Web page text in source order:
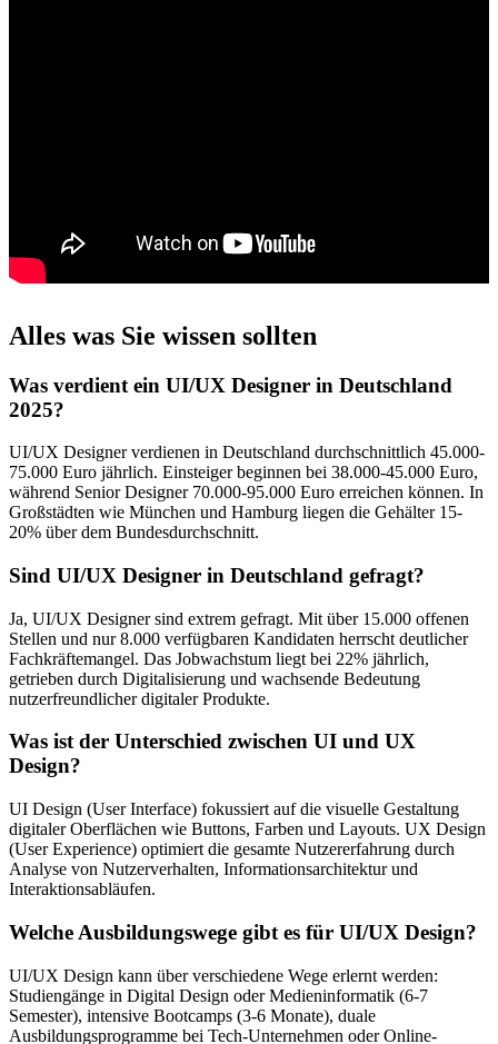
Alles was Sie wissen sollten
Was verdient ein UI/UX Designer in Deutschland
2025?
UI/UX Designer verdienen in Deutschland durchschnittlich 45.000-
75.000 Euro jährlich. Einsteiger beginnen bei 38.000-45.000 Euro,
während Senior Designer 70.000-95.000 Euro erreichen können. In
Großstädten wie München und Hamburg liegen die Gehälter 15-
20% über dem Bundesdurchschnitt.
Sind UI/UX Designer in Deutschland gefragt?
Ja, UI/UX Designer sind extrem gefragt. Mit über 15.000 offenen
Stellen und nur 8.000 verfügbaren Kandidaten herrscht deutlicher
Fachkräftemangel. Das Jobwachstum liegt bei 22% jährlich,
getrieben durch Digitalisierung und wachsende Bedeutung
nutzerfreundlicher digitaler Produkte.
Was ist der Unterschied zwischen UI und UX
Design?
UI Design (User Interface) fokussiert auf die visuelle Gestaltung
digitaler Oberflächen wie Buttons, Farben und Layouts. UX Design
(User Experience) optimiert die gesamte Nutzererfahrung durch
Analyse von Nutzerverhalten, Informationsarchitektur und
Interaktionsabläufen.
Welche Ausbildungswege gibt es für UI/UX Design?
UI/UX Design kann über verschiedene Wege erlernt werden:
Studiengänge in Digital Design oder Medieninformatik (6-7
Semester), intensive Bootcamps (3-6 Monate), duale
Ausbildungsprogramme bei Tech-Unternehmen oder Online-